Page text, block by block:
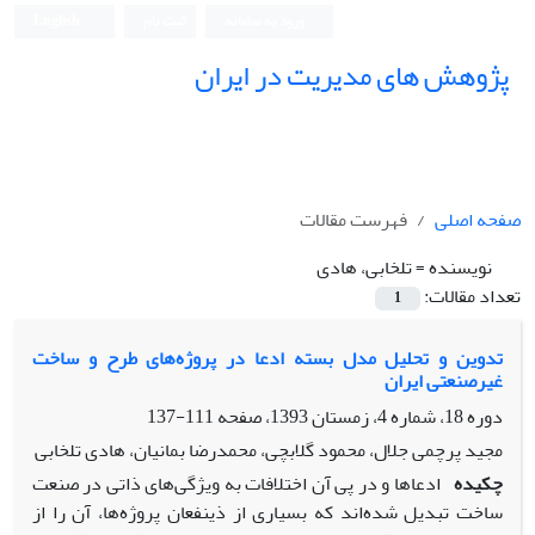
پژوهش های مدیریت در ایران
صفحه اصلی
فهرست مقالات
نویسنده =تلخابی، هادی
تعداد مقالات:
1
تدوین و تحلیل مدل بسته ادعا در پروژه‌های طرح و ساخت
غیرصنعتی ایران
دوره 18، شماره 4، زمستان 1393، صفحه
111-137
مجید پرچمی جلال، محمود گلابچی، محمدرضا بمانیان، هادی تلخابی
چکیده ادعاها و در پی آن اختلافات به ویژگی‌های ذاتی در صنعت
ساخت تبدیل شده‌اند که بسیاری از ذینفعان پروژه‌ها، آن را از